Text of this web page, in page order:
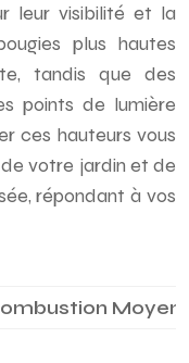
leur visibilité et la
plus hautes
tandis que des
points de lumière
ces hauteurs vous
votre jardin et de
répondant à vos